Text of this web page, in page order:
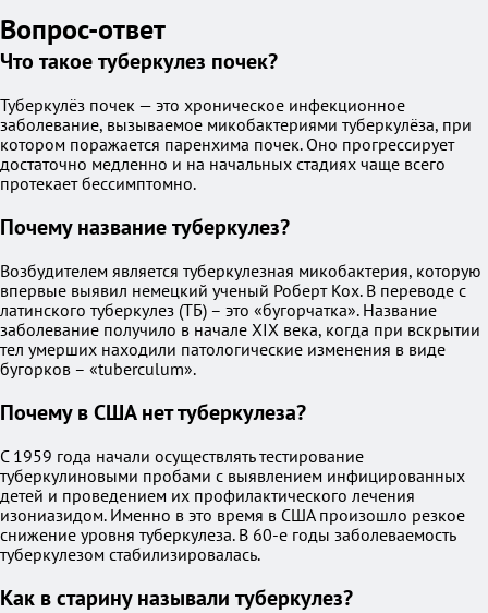
Вопрос-ответ
Что такое туберкулез почек?
Туберкулёз почек — это хроническое инфекционное
заболевание, вызываемое микобактериями туберкулёза, при
котором поражается паренхима почек. Оно прогрессирует
достаточно медленно и на начальных стадиях чаще всего
протекает бессимптомно.
Почему название туберкулез?
Возбудителем является туберкулезная микобактерия, которую
впервые выявил немецкий ученый Роберт Кох. В переводе с
латинского туберкулез (ТБ) – это «бугорчатка». Название
заболевание получило в начале XIX века, когда при вскрытии
тел умерших находили патологические изменения в виде
бугорков – «tuberculum».
Почему в США нет туберкулеза?
С 1959 года начали осуществлять тестирование
туберкулиновыми пробами с выявлением инфицированных
детей и проведением их профилактического лечения
изониазидом. Именно в это время в США произошло резкое
снижение уровня туберкулеза. В 60-е годы заболеваемость
туберкулезом стабилизировалась.
Как в старину называли туберкулез?